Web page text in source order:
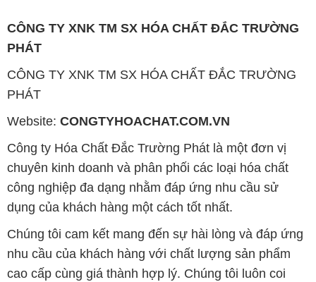
CÔNG TY XNK TM SX HÓA CHẤT ĐẮC TRƯỜNG
PHÁT
CÔNG TY XNK TM SX HÓA CHẤT ĐẮC TRƯỜNG
PHÁT
Website: CONGTYHOACHAT.COM.VN
Công ty Hóa Chất Đắc Trường Phát là một đơn vị
chuyên kinh doanh và phân phối các loại hóa chất
công nghiệp đa dạng nhằm đáp ứng nhu cầu sử
dụng của khách hàng một cách tốt nhất.
Chúng tôi cam kết mang đến sự hài lòng và đáp ứng
nhu cầu của khách hàng với chất lượng sản phẩm
cao cấp cùng giá thành hợp lý. Chúng tôi luôn coi